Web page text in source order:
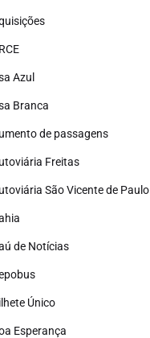
Azul
Branca
de passagens
Freitas
São Vicente de Paulo
de Notícias
Único
Esperança